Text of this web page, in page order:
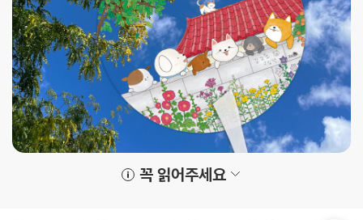
꼭 읽어주세요